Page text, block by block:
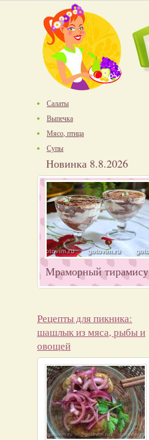
Салаты
Выпечка
Мясо, птица
Супы
Новинка 8.8.2026
Мраморный тирамису
Рецепты для пикника:
шашлык из мяса, рыбы и
овощей